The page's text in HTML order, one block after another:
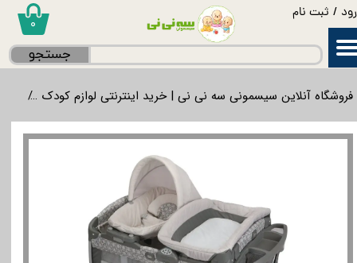
/ ثبت نام
حساب کاربری من
۰
جستجو
فروشگاه آنلاین سیسمونی سه نی نی | خرید اینترنتی لوازم کودک